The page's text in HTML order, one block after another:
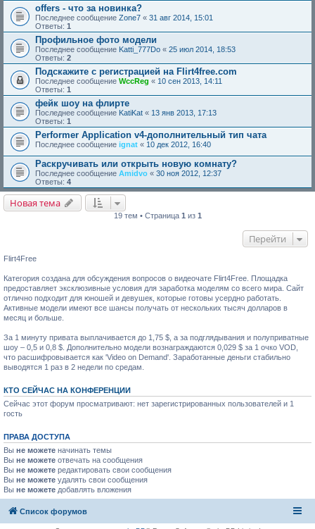
offers - что за новинка?
Последнее сообщение Zone7 « 31 авг 2014, 15:01
Ответы: 1
Профильное фото модели
Последнее сообщение Katti_777Do « 25 июл 2014, 18:53
Ответы: 2
Подскажите с регистрацией на Flirt4free.com
Последнее сообщение WccReg « 10 сен 2013, 14:11
Ответы: 1
фейк шоу на флирте
Последнее сообщение KatiKat « 13 янв 2013, 17:13
Ответы: 1
Performer Application v4-дополнительный тип чата
Последнее сообщение ignat « 10 дек 2012, 16:40
Раскручивать или открыть новую комнату?
Последнее сообщение Amidvo « 30 ноя 2012, 12:37
Ответы: 4
Новая тема
19 тем • Страница 1 из 1
Перейти
Flirt4Free
Категория создана для обсуждения вопросов о видеочате Flirt4Free. Площадка
предоставляет эксклюзивные условия для заработка моделям со всего мира. Сайт
отлично подходит для юношей и девушек, которые готовы усердно работать.
Активные модели имеют все шансы получать от нескольких тысяч долларов в
месяц и больше.
За 1 минуту привата выплачивается до 1,75 $, а за подглядывания и полуприватные
шоу – 0,5 и 0,8 $. Дополнительно модели вознаграждаются 0,029 $ за 1 очко VOD,
что расшифровывается как 'Video on Demand'. Заработанные деньги стабильно
выводятся 1 раз в 2 недели по средам.
КТО СЕЙЧАС НА КОНФЕРЕНЦИИ
Сейчас этот форум просматривают: нет зарегистрированных пользователей и 1
гость
ПРАВА ДОСТУПА
Вы не можете начинать темы
Вы не можете отвечать на сообщения
Вы не можете редактировать свои сообщения
Вы не можете удалять свои сообщения
Вы не можете добавлять вложения
Список форумов